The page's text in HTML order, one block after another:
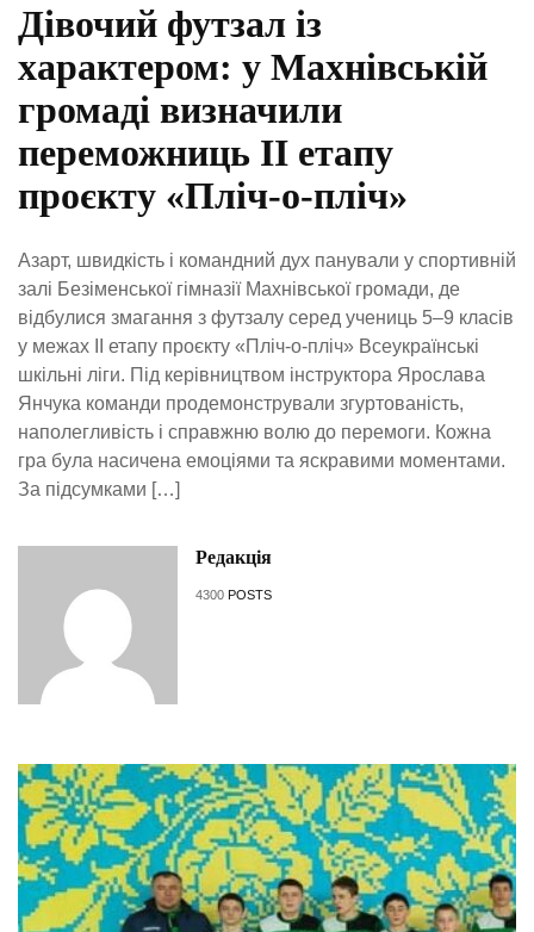
Дівочий футзал із
характером: у Махнівській
громаді визначили
переможниць ІІ етапу
проєкту «Пліч-о-пліч»
Азарт, швидкість і командний дух панували у спортивній
залі Безіменської гімназії Махнівської громади, де
відбулися змагання з футзалу серед учениць 5–9 класів
у межах ІІ етапу проєкту «Пліч-о-пліч» Всеукраїнські
шкільні ліги. Під керівництвом інструктора Ярослава
Янчука команди продемонстрували згуртованість,
наполегливість і справжню волю до перемоги. Кожна
гра була насичена емоціями та яскравими моментами.
За підсумками […]
Редакція
4300 POSTS